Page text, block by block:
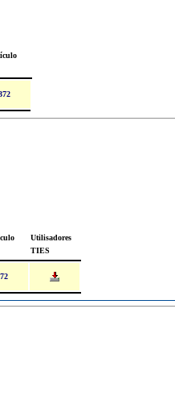
Utilisadores
TIES